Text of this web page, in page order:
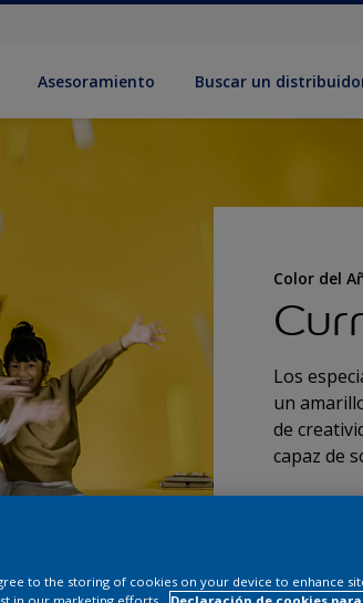
Asesoramiento Buscar un
Color del
Los
un
de
capaz de
to the storing of cookies on your device to enhance